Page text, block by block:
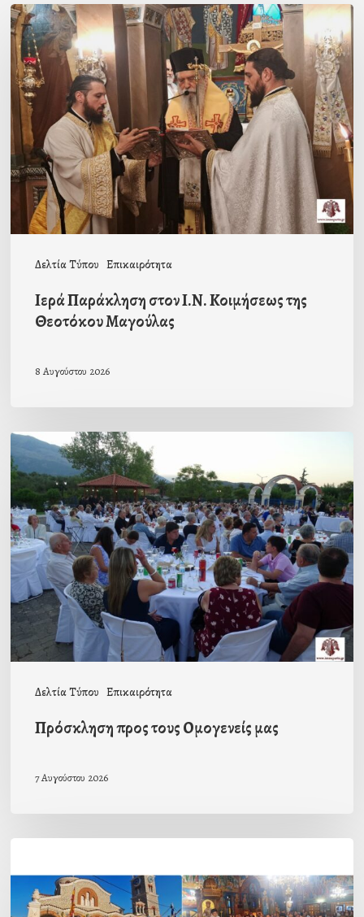
Δελτία Τύπου Επικαιρότητα
Ιερά
Παράκληση
στον
Ι.Ν.
Κοιμήσεως
της
Θεοτόκου
Μαγούλας
Ιερά Παράκληση στον Ι.Ν. Κοιμήσεως της
Θεοτόκου Μαγούλας
8 Αυγούστου 2026
Δελτία Τύπου Επικαιρότητα
Πρόσκληση
προς
τους
Ομογενείς
μας
Πρόσκληση προς τους Ομογενείς μας
7 Αυγούστου 2026
εορτή
της